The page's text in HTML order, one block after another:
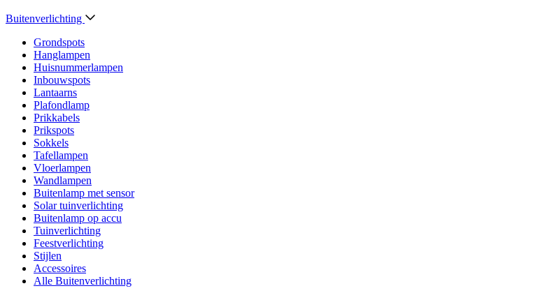
Buitenverlichting
Grondspots
Hanglampen
Huisnummerlampen
Inbouwspots
Lantaarns
Plafondlamp
Prikkabels
Prikspots
Sokkels
Tafellampen
Vloerlampen
Wandlampen
Buitenlamp met sensor
Solar tuinverlichting
Buitenlamp op accu
Tuinverlichting
Feestverlichting
Stijlen
Accessoires
Alle Buitenverlichting